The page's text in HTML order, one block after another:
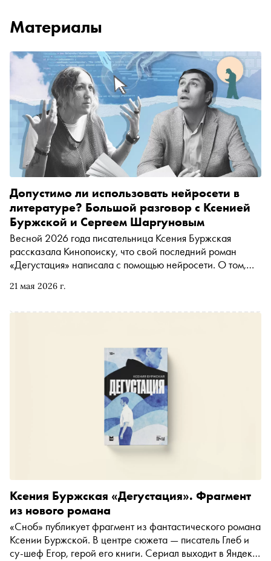
Материалы
21 мая 2026 г.
Допустимо ли использовать нейросети в
литературе? Большой разговор с Ксенией
Буржской и Сергеем Шаргуновым
Весной 2026 года писательница Ксения Буржская
рассказала Кинопоиску, что свой последний роман
«Дегустация» написала с помощью нейросети. О том,
случаях её следует применять, повышенных требованиях
«ляпах» в мире до интернета (помните такой?) автор
писателем, главным редактором журнала «Юность»
Сергеем Шаргуновым (к нейросетям, как и к сладкой
овсяной каше, у него сохраняется предрассудок)
Ксения Буржская «Дегустация». Фрагмент
из нового романа
«Сноб» публикует фрагмент из фантастического романа
Ксении Буржской. В центре сюжета — писатель Глеб и
су-шеф Егор, герой его книги. Сериал выходит в Яндекс